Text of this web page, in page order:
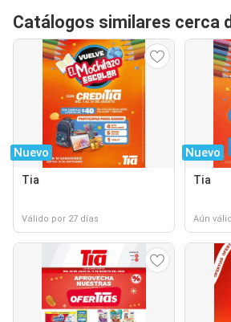
Catálogos similares cerca
Nuevo
Tia
Válido por 27 días
Nuevo
Tia
Aún